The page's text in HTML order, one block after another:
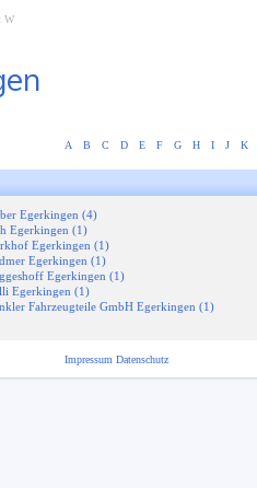
W
A B C D E F G H I J K
Egerkingen (4)
Egerkingen (1)
Egerkingen (1)
Egerkingen (1)
Egerkingen (1)
Egerkingen (1)
Fahrzeugteile GmbH Egerkingen (1)
Impressum Datenschutz